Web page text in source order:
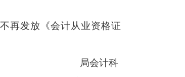
再发放《会计从业资格证
局会计科